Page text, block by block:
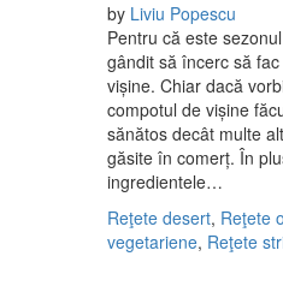
by Liviu Popescu
Pentru că este
gândit să încerc să
vișine. Chiar dacă
compotul de vișine
sănătos decât multe
găsite în comerț. În
ingredientele…
Reţete desert, Reţete
vegetariene, Reţete